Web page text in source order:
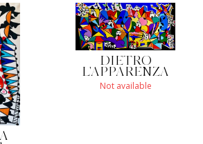
DIETRO
L'APPARENZA
Not available